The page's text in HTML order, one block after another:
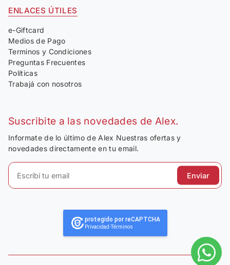
ENLACES ÚTILES
e-Giftcard
Medios de Pago
Terminos y Condiciones
Preguntas Frecuentes
Políticas
Trabajá con nosotros
Suscribite a las novedades de Alex.
Informate de lo último de Alex Nuestras ofertas y
novedades directamente en tu email.
Enviar
protegido por reCAPTCHA
Privacidad-Términos